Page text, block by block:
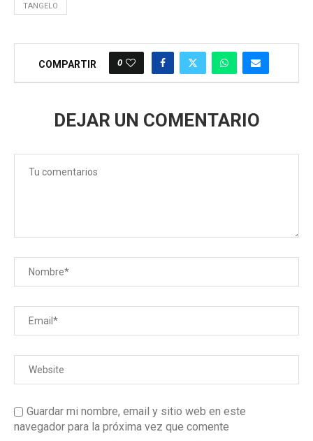
TANGELO
COMPARTIR 0
DEJAR UN COMENTARIO
Guardar mi nombre, email y sitio web en este
navegador para la próxima vez que comente